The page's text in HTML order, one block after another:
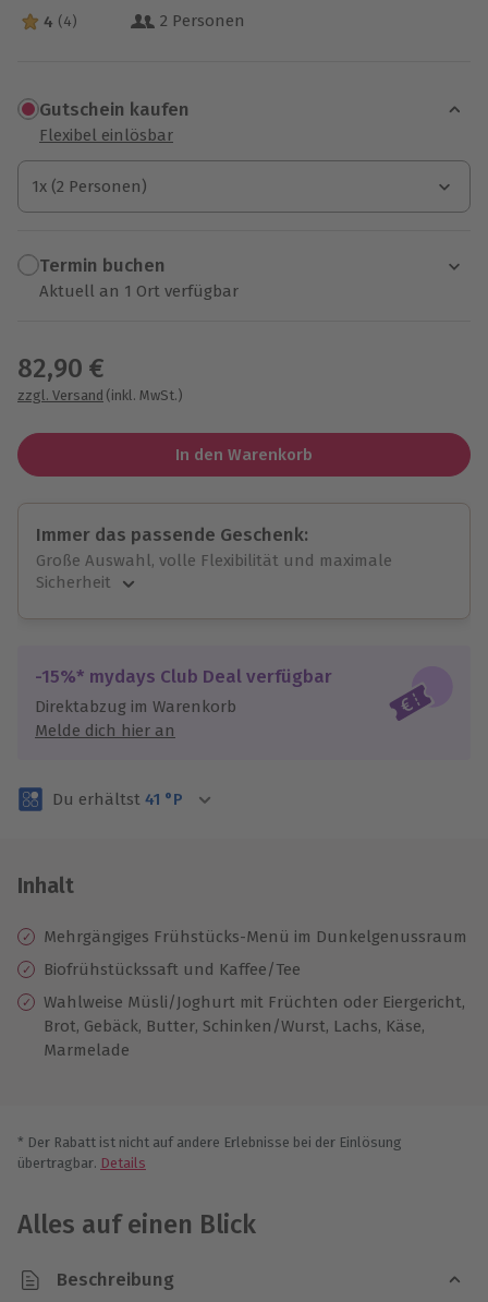
4 Sterne von 5 aus 4 Bewertungen
4 (4) 2 Personen
Gutschein kaufen
Flexibel einlösbar
1x (2 Personen)
1x (2 Personen)
1x (2 Personen)
Termin buchen
Aktuell an 1 Ort verfügbar
82,90 €
zzgl. Versand (inkl. MwSt.)
In den Warenkorb
Immer das passende Geschenk:
Große Auswahl, volle Flexibilität und maximale
Sicherheit
Jeder Gutschein für alle Erlebnisse einlösbar.
Maximale Sicherheit
3 Jahre gültig & verlängerbar.
-15%* mydays Club Deal verfügbar
Direktabzug im Warenkorb
Melde dich hier an
Du erhältst 41 °P
Inhalt
Mehrgängiges Frühstücks-Menü im Dunkelgenussraum
Biofrühstückssaft und Kaffee/Tee
Wahlweise Müsli/Joghurt mit Früchten oder Eiergericht,
Brot, Gebäck, Butter, Schinken/Wurst, Lachs, Käse,
Marmelade
* Der Rabatt ist nicht auf andere Erlebnisse bei der Einlösung
übertragbar. Details
Alles auf einen Blick
Beschreibung